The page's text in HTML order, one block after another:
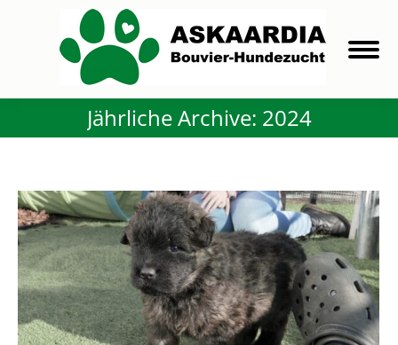
Jährliche Archive: 2024